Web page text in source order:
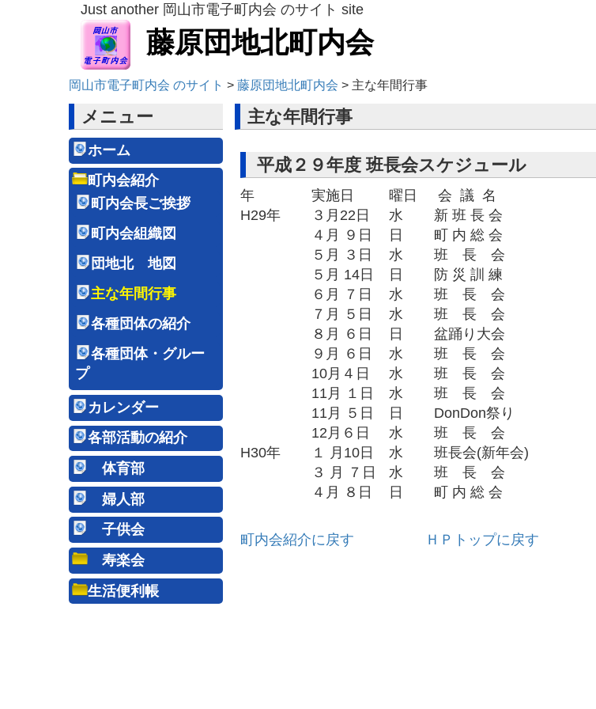
Just another 岡山市電子町内会 のサイト site
藤原団地北町内会
岡山市電子町内会 のサイト > 藤原団地北町内会 > 主な年間行事
メニュー
ホーム
町内会紹介
町内会長ご挨拶
町内会組織図
団地北 地図
主な年間行事
各種団体の紹介
各種団体・グルー
プ
カレンダー
各部活動の紹介
体育部
婦人部
子供会
寿楽会
生活便利帳
主な年間行事
平成２９年度 班長会スケジュール
年 実施日 曜日
会 議 名
H29年
３月22日 水
新 班 長 会
４月 ９日
日
町 内 総 会
５月 ３日
水
班 長 会
５月 14日
日
防 災 訓 練
６月 ７日
水
班 長 会
７月 ５日
水
班 長 会
８月 ６日
日
盆踊り大会
９月 ６日
水
班 長 会
10月４日
水
班 長 会
11月 １日
水
班 長 会
11月 ５日
日
DonDon祭り
12月６日
水
班 長 会
H30年
１ 月10日 水
班長会(新年会)
３ 月 ７日
水
班 長 会
４月 ８日
日 町 内 総 会
町内会紹介に戻す ＨＰトップに戻す